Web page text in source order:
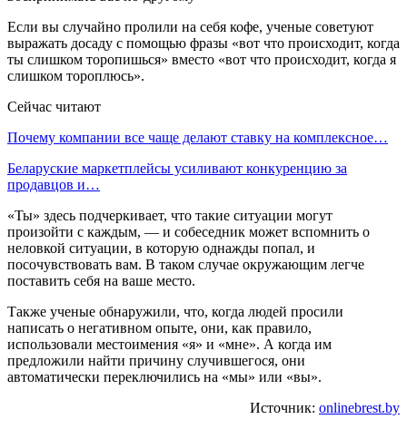
Если вы случайно пролили на себя кофе, ученые советуют
выражать досаду с помощью фразы «вот что происходит, когда
ты слишком торопишься» вместо «вот что происходит, когда я
слишком тороплюсь».
Сейчас читают
Почему компании все чаще делают ставку на комплексное…
Беларуские маркетплейсы усиливают конкуренцию за
продавцов и…
«Ты» здесь подчеркивает, что такие ситуации могут
произойти с каждым, — и собеседник может вспомнить о
неловкой ситуации, в которую однажды попал, и
посочувствовать вам. В таком случае окружающим легче
поставить себя на ваше место.
Также ученые обнаружили, что, когда людей просили
написать о негативном опыте, они, как правило,
использовали местоимения «я» и «мне». А когда им
предложили найти причину случившегося, они
автоматически переключились на «мы» или «вы».
Источник: onlinebrest.by